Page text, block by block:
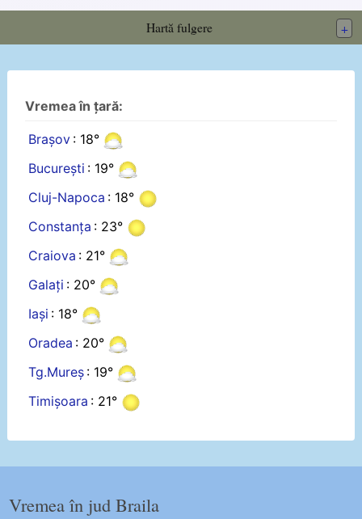
Hartă fulgere +
Vremea în țară:
Brașov : 18°
București : 19°
Cluj-Napoca : 18°
Constanța : 23°
Craiova : 21°
Galați : 20°
Iași : 18°
Oradea : 20°
Tg.Mureș : 19°
Timișoara : 21°
Vremea în jud Braila